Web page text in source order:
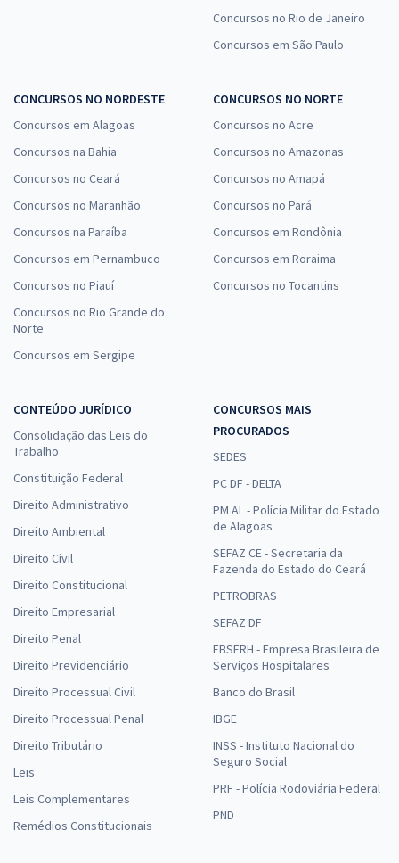
Concursos no Rio de Janeiro
Concursos em São Paulo
CONCURSOS NO NORDESTE
Concursos em Alagoas
Concursos na Bahia
Concursos no Ceará
Concursos no Maranhão
Concursos na Paraíba
Concursos em Pernambuco
Concursos no Piauí
Concursos no Rio Grande do
Norte
Concursos em Sergipe
CONCURSOS NO NORTE
Concursos no Acre
Concursos no Amazonas
Concursos no Amapá
Concursos no Pará
Concursos em Rondônia
Concursos em Roraima
Concursos no Tocantins
CONTEÚDO JURÍDICO
Consolidação das Leis do
Trabalho
Constituição Federal
Direito Administrativo
Direito Ambiental
Direito Civil
Direito Constitucional
Direito Empresarial
Direito Penal
Direito Previdenciário
Direito Processual Civil
Direito Processual Penal
Direito Tributário
Leis
Leis Complementares
Remédios Constitucionais
CONCURSOS MAIS
PROCURADOS
SEDES
PC DF - DELTA
PM AL - Polícia Militar do Estado
de Alagoas
SEFAZ CE - Secretaria da
Fazenda do Estado do Ceará
PETROBRAS
SEFAZ DF
EBSERH - Empresa Brasileira de
Serviços Hospitalares
Banco do Brasil
IBGE
INSS - Instituto Nacional do
Seguro Social
PRF - Polícia Rodoviária Federal
PND